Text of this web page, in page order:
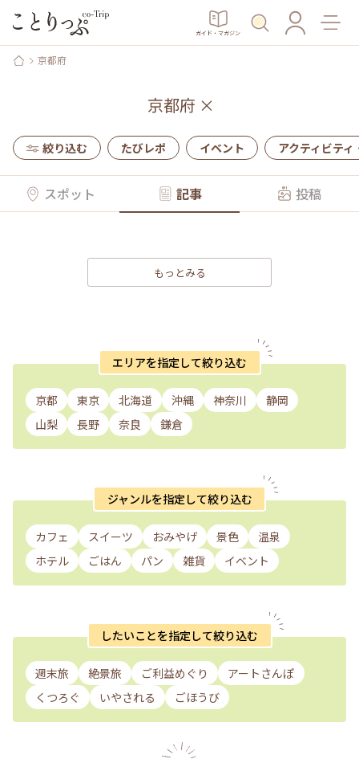
ガイド・マガジン
京都府
京都府 ×
絞り込む たびレポ イベント アクティビティ
スポット 記事 投稿
もっとみる
エリアを指定して絞り込む
京都 東京 北海道 沖縄 神奈川
静岡
山梨
長野 奈良 鎌倉
ジャンルを指定して絞り込む
カフェ スイーツ おみやげ 景色
温泉
ホテル
ごはん パン 雑貨 イベント
したいことを指定して絞り込む
週末旅 絶景旅 ご利益めぐり
アートさんぽ
くつろぐ
いやされる ごほうび